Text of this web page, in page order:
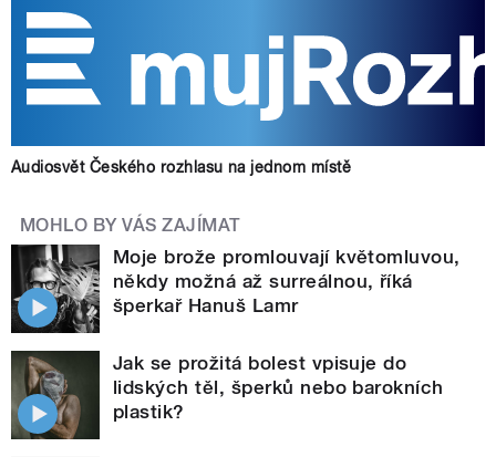
Audiosvět Českého rozhlasu na jednom místě
MOHLO BY VÁS ZAJÍMAT
Moje brože promlouvají květomluvou,
někdy možná až surreálnou, říká
šperkař Hanuš Lamr
Jak se prožitá bolest vpisuje do
lidských těl, šperků nebo barokních
plastik?